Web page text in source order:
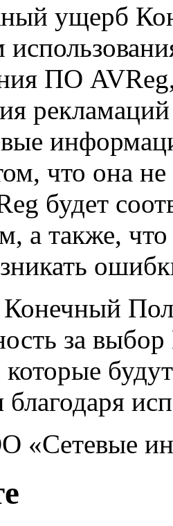
ущерб
ПО
что она
будет
а также,
за
которые
благодаря
«Сетевые